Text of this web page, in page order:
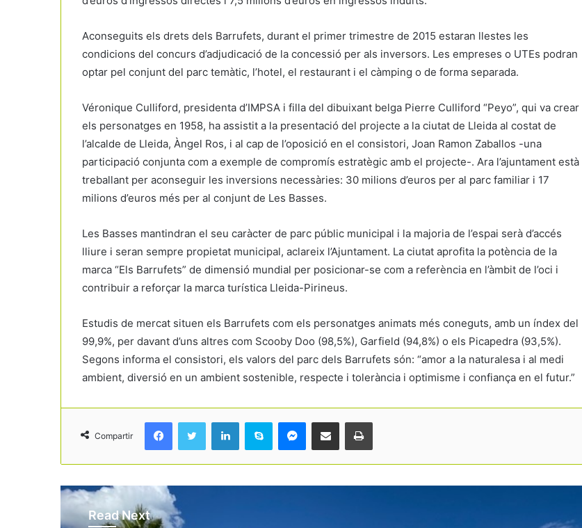
Aconseguits els drets dels Barrufets, durant el primer trimestre de 2015 estaran llestes les
condicions del concurs d’adjudicació de la concessió per als inversors. Les empreses o UTEs podran
optar pel conjunt del parc temàtic, l’hotel, el restaurant i el càmping o de forma separada.
Véronique Culliford, presidenta d’IMPSA i filla del dibuixant belga Pierre Culliford “Peyo”, qui va crear
els personatges en 1958, ha assistit a la presentació del projecte a la ciutat de Lleida al costat de
l’alcalde de Lleida, Àngel Ros, i al cap de l’oposició en el consistori, Joan Ramon Zaballos -una
participació conjunta com a exemple de compromís estratègic amb el projecte-. Ara l’ajuntament està
treballant per aconseguir les inversions necessàries: 30 milions d’euros per al parc familiar i 17
milions d’euros més per al conjunt de Les Basses.
Les Basses mantindran el seu caràcter de parc públic municipal i la majoria de l’espai serà d’accés
lliure i seran sempre propietat municipal, aclareix l’Ajuntament. La ciutat aprofita la potència de la
marca “Els Barrufets” de dimensió mundial per posicionar-se com a referència en l’àmbit de l’oci i
contribuir a reforçar la marca turística Lleida-Pirineus.
Estudis de mercat situen els Barrufets com els personatges animats més coneguts, amb un índex del
99,9%, per davant d’uns altres com Scooby Doo (98,5%), Garfield (94,8%) o els Picapedra (93,5%).
Segons informa el consistori, els valors del parc dels Barrufets són: “amor a la naturalesa i al medi
ambient, diversió en un ambient sostenible, respecte i tolerància i optimisme i confiança en el futur.”
Compartir
Read Next
Màlaga posa fre al creixement turístic i
congela nous hotels en sòl residencial
restaurants destinen més de 177
Catalunya situa la cultura al centre de